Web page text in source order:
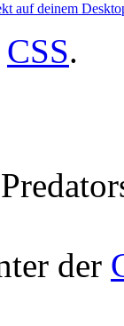
CSS.
der